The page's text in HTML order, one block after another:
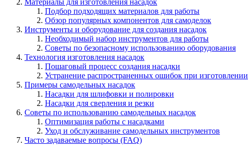
Подбор подходящих материалов для работы
Обзор популярных компонентов для самоделок
Инструменты и оборудование для создания насадок
Необходимый набор инструментов для работы
Советы по безопасному использованию оборудования
Технология изготовления насадок
Пошаговый процесс создания насадки
Устранение распространенных ошибок при изготовлении
Примеры самодельных насадок
Насадки для шлифовки и полировки
Насадки для сверления и резки
Советы по использованию самодельных насадок
Оптимизация работы с насадками
Уход и обслуживание самодельных инструментов
Часто задаваемые вопросы (FAQ)